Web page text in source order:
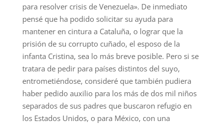
para resolver crisis de Venezuela». De inmediato
pensé que ha podido solicitar su ayuda para
mantener en cintura a Cataluña, o lograr que la
prisión de su corrupto cuñado, el esposo de la
infanta Cristina, sea lo más breve posible. Pero si se
tratara de pedir para países distintos del suyo,
entrometiéndose, consideré que también pudiera
haber pedido auxilio para los más de dos mil niños
separados de sus padres que buscaron refugio en
los Estados Unidos, o para México, con una